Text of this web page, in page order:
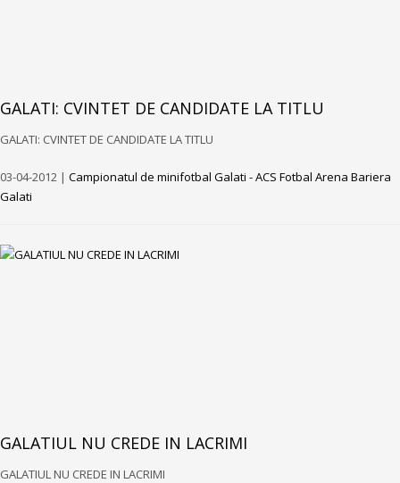
GALATI: CVINTET DE CANDIDATE LA TITLU
GALATI: CVINTET DE CANDIDATE LA TITLU
03-04-2012 | Campionatul de minifotbal Galati - ACS Fotbal Arena Bariera
Galati
GALATIUL NU CREDE IN LACRIMI
GALATIUL NU CREDE IN LACRIMI